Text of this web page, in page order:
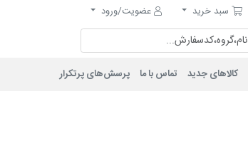
سبد خرید
سبد خرید
عضویت/ورود
کالاهای جدید تماس با ما پرسش‌های پرتکرار